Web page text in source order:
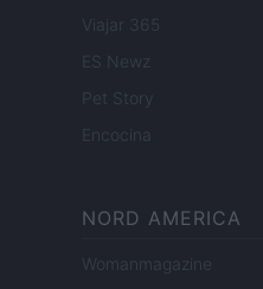
Viajar 365
ES Newz
Pet Story
Encocina
NORD AMERICA
Womanmagazine